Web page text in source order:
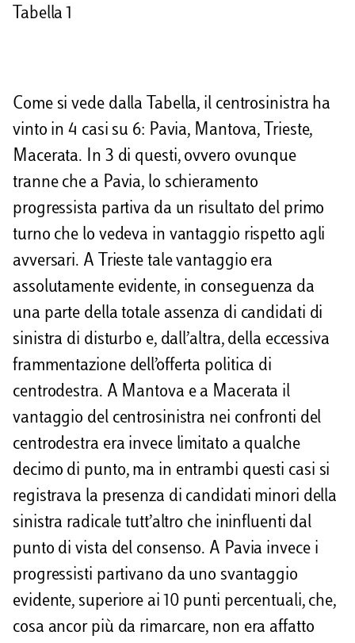
Tabella 1
Come si vede dalla Tabella, il centrosinistra ha
vinto in 4 casi su 6: Pavia, Mantova, Trieste,
Macerata. In 3 di questi, ovvero ovunque
tranne che a Pavia, lo schieramento
progressista partiva da un risultato del primo
turno che lo vedeva in vantaggio rispetto agli
avversari. A Trieste tale vantaggio era
assolutamente evidente, in conseguenza da
una parte della totale assenza di candidati di
sinistra di disturbo e, dall’altra, della eccessiva
frammentazione dell’offerta politica di
centrodestra. A Mantova e a Macerata il
vantaggio del centrosinistra nei confronti del
centrodestra era invece limitato a qualche
decimo di punto, ma in entrambi questi casi si
registrava la presenza di candidati minori della
sinistra radicale tutt’altro che ininfluenti dal
punto di vista del consenso. A Pavia invece i
progressisti partivano da uno svantaggio
evidente, superiore ai 10 punti percentuali, che,
cosa ancor più da rimarcare, non era affatto